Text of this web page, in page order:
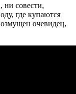
совести,
где купаются
очевидец,